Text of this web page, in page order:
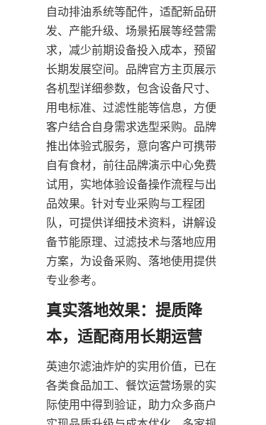
自动排油系统等配件，适配新品研
发、产能升级、场景拓展等经营需
求，减少前期设备投入成本，预留
长期发展空间。品牌官方主页展示
各机型详细参数，包含设备尺寸、
用电标准、过滤性能等信息，方便
客户结合自身需求选型采购。品牌
推出体验式服务，意向客户可携带
自有食材，前往品牌演示中心免费
试用，实地体验设备操作流程与出
品效果。针对专业采购与工程团
队，可提供详细技术资料，讲解设
备节能原理、过滤技术与落地应用
方案，为设备采购、落地使用提供
专业参考。
真实落地效果：提质降
本，适配商用长期运营
英迪尔滤油炸炉的实用价值，已在
各类食品加工、餐饮运营场景的实
际使用中得到验证，助力众多商户